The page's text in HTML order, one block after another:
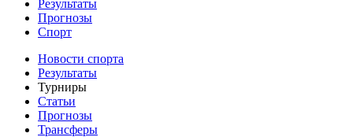
Результаты
Прогнозы
Спорт
Новости спорта
Результаты
Турниры
Статьи
Прогнозы
Трансферы